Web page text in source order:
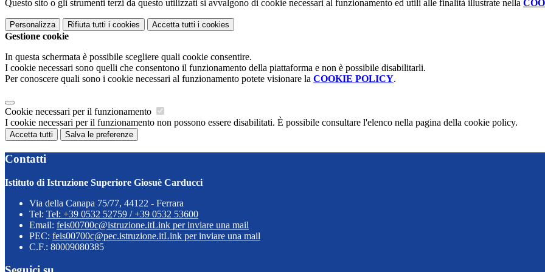
Questo sito o gli strumenti terzi da questo utilizzati si avvalgono di cookie necessari al funzionamento ed utili alle finalità illustrate nella
Personalizza Rifiuta tutti i cookies Accetta tutti i cookies
Gestione cookie
In questa schermata è possibile scegliere quali cookie consentire.
I cookie necessari sono quelli che consentono il funzionamento della piattaforma e non è possibile disabilitarli.
Per conoscere quali sono i cookie necessari al funzionamento potete visionare la COOKIE POLICY.
Cookie necessari per il funzionamento
I cookie necessari per il funzionamento non possono essere disabilitati. È possibile consultare l'elenco nella pagina della cookie policy.
Accetta tutti Salva le preferenze
Contatti
Istituto di Istruzione Superiore Giosuè Carducci
Via della Canapa 75/77, 44122 - Ferrara
Tel: Tel: +39 0532 52759 / +39 0532 53600
Email: feis00700c@istruzione.itLink per inviare una mail
PEC: feis00700c@pec.istruzione.itLink per inviare una mail
C.F.: 80009080385